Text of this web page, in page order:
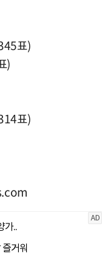
표)
)
표)